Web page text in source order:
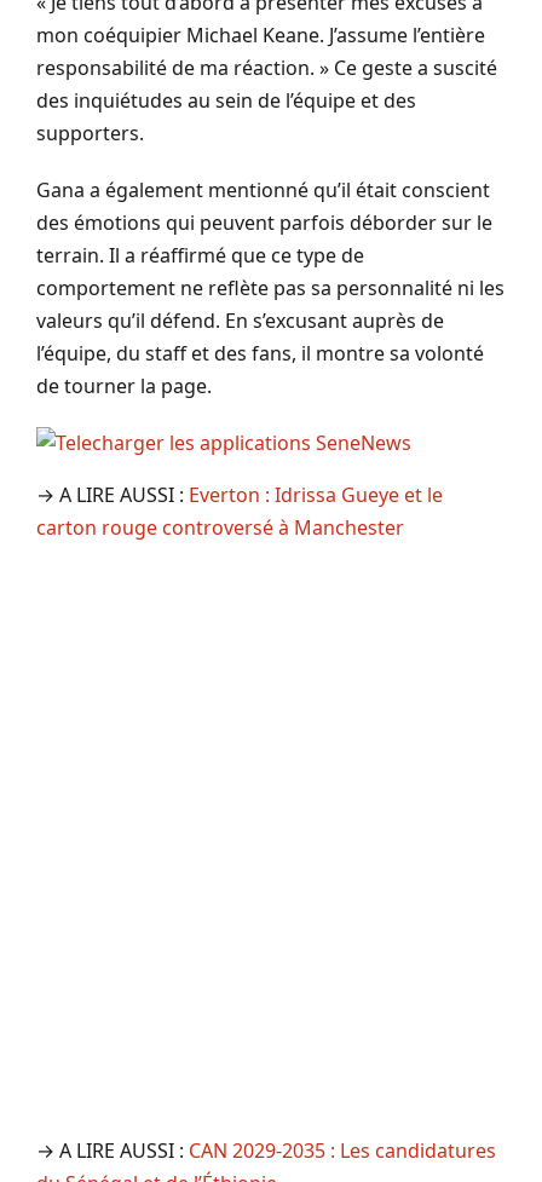
mon coéquipier Michael Keane. J’assume l’entière
responsabilité de ma réaction. » Ce geste a suscité
des inquiétudes au sein de l’équipe et des
supporters.
Gana a également mentionné qu’il était conscient
des émotions qui peuvent parfois déborder sur le
terrain. Il a réaffirmé que ce type de
comportement ne reflète pas sa personnalité ni les
valeurs qu’il défend. En s’excusant auprès de
l’équipe, du staff et des fans, il montre sa volonté
de tourner la page.
→ A LIRE AUSSI : Everton : Idrissa Gueye et le
carton rouge controversé à Manchester
→ A LIRE AUSSI : CAN 2029-2035 : Les candidatures